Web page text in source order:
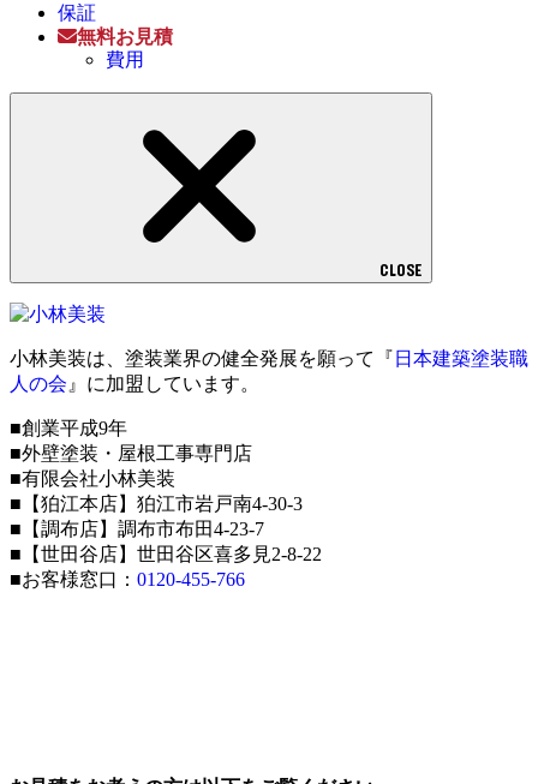
保証
無料お見積
費用
CLOSE
小林美装は、塗装業界の健全発展を願って『 日本建築塗装職
人の会 』に加盟しています。
■創業平成9年
■外壁塗装・屋根工事専門店
■有限会社小林美装
■【狛江本店】狛江市岩戸南4-30-3
■【調布店】調布市布田4-23-7
■【世田谷店】世田谷区喜多見2-8-22
■お客様窓口： 0120-455-766